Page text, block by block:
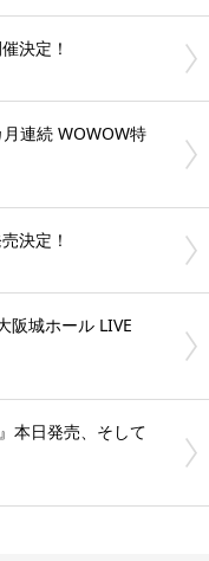
決定！
連続 WOWOW特
決定！
城ホール LIVE
本日発売、そして